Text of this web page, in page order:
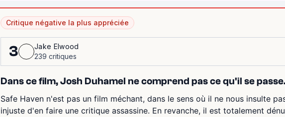
Critique négative la plus appréciée
3
Jake Elwood
239 critiques
Dans ce film, Josh Duhamel ne comprend pas ce qu'il se
Safe Haven n'est pas un film méchant, dans le sens où il ne nous insulte
injuste d'en faire une critique assassine. En revanche, il est totalement